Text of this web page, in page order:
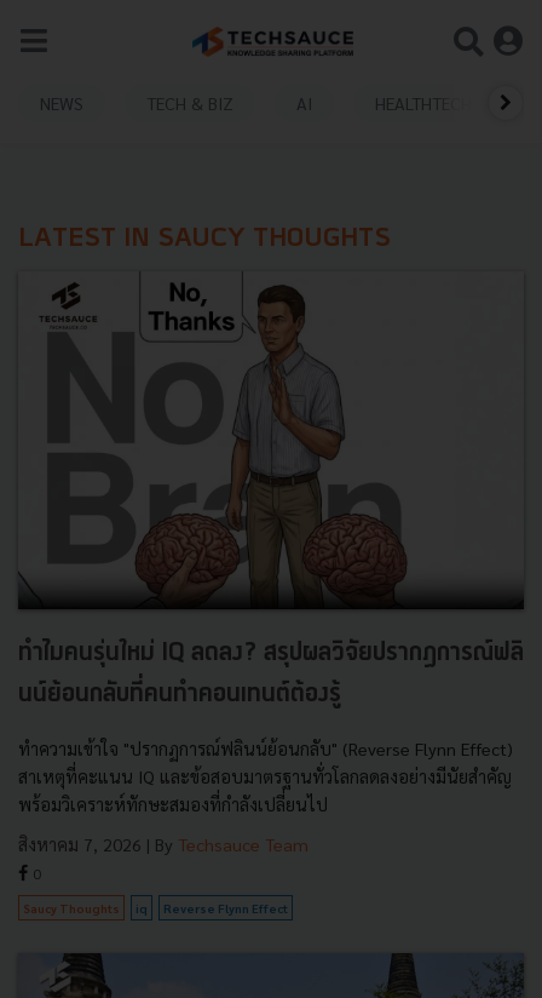
NEWS TECH & BIZ AI HEALTHTECH
LATEST IN SAUCY THOUGHTS
ทำไมคนรุ่นใหม่ IQ ลดลง? สรุปผลวิจัยปรากฏการณ์ฟลิ
นน์ย้อนกลับที่คนทำคอนเทนต์ต้องรู้
ทำความเข้าใจ "ปรากฏการณ์ฟลินน์ย้อนกลับ" (Reverse Flynn Effect)
สาเหตุที่คะแนน IQ และข้อสอบมาตรฐานทั่วโลกลดลงอย่างมีนัยสำคัญ
พร้อมวิเคราะห์ทักษะสมองที่กำลังเปลี่ยนไป
สิงหาคม 7, 2026 | By Techsauce Team
0
Saucy Thoughts iq Reverse Flynn Effect